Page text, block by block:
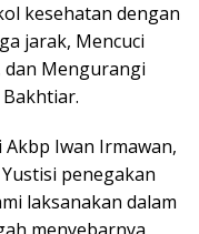
kesehatan dengan
jarak, Mencuci
Mengurangi
Iwan Irmawan,
penegakan
laksanakan dalam